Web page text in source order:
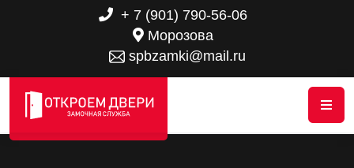
+ 7 (901) 790-56-06
Морозова
spbzamki@mail.ru